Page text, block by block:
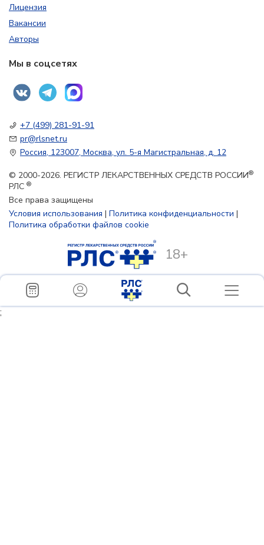
Лицензия
Вакансии
Авторы
Мы в соцсетях
+7 (499) 281-91-91
pr@rlsnet.ru
Россия, 123007, Москва, ул. 5-я Магистральная, д. 12
© 2000-2026. РЕГИСТР ЛЕКАРСТВЕННЫХ СРЕДСТВ РОССИИ®
РЛС ®
Все права защищены
Условия использования | Политика конфиденциальности |
Политика обработки файлов cookie
18+
;